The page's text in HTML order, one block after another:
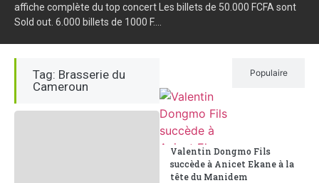
affiche complète du top concert Les billets de 50.000 FCFA sont
Sold out. 6.000 billets de 1000 F....
Tag: Brasserie du
Cameroun
Populaire
Valentin Dongmo Fils
succède à Anicet Ekane à la
tête du Manidem